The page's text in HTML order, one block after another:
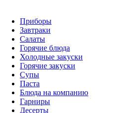
Приборы
Завтраки
Салаты
Горячие блюда
Холодные закуски
Горячие закуски
Супы
Паста
Блюда на компанию
Гарниры
Десерты